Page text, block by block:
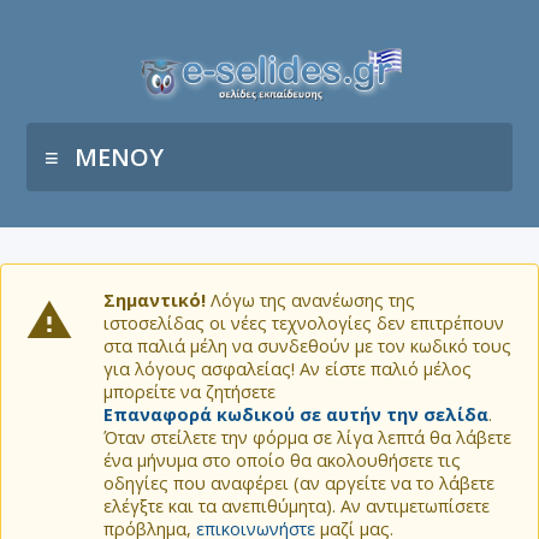
ΜΕΝΟΥ
Σημαντικό! Λόγω της ανανέωσης της
ιστοσελίδας οι νέες τεχνολογίες δεν επιτρέπουν
στα παλιά μέλη να συνδεθούν με τον κωδικό τους
για λόγους ασφαλείας! Αν είστε παλιό μέλος
μπορείτε να ζητήσετε
Επαναφορά κωδικού σε αυτήν την σελίδα.
Όταν στείλετε την φόρμα σε λίγα λεπτά θα λάβετε
ένα μήνυμα στο οποίο θα ακολουθήσετε τις
οδηγίες που αναφέρει (αν αργείτε να το λάβετε
ελέγξτε και τα ανεπιθύμητα). Αν αντιμετωπίσετε
πρόβλημα, επικοινωνήστε μαζί μας.